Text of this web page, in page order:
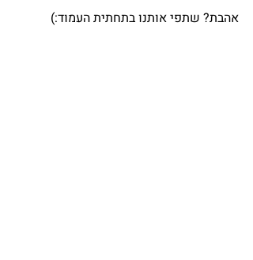
אהבת? שתפי אותנו בתחתית העמוד:)